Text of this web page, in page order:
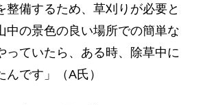
整備するため、草刈りが必要と
中の景色の良い場所での簡単な
っていたら、ある時、除草中に
です」（A氏）